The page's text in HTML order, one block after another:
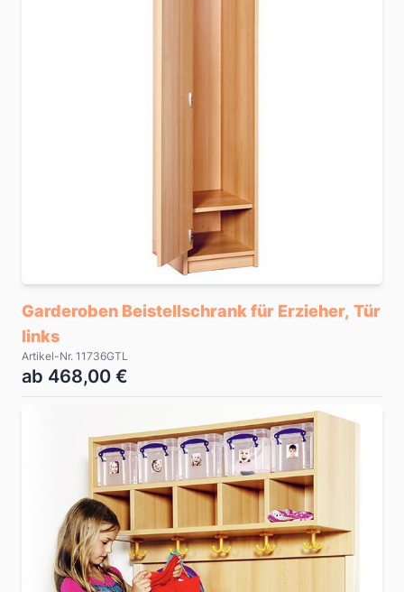
Garderoben Beistellschrank für Erzieher, Tür
links
Artikel-Nr. 11736GTL
ab 468,00 €